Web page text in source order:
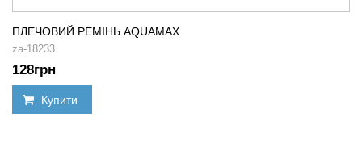
ПЛЕЧОВИЙ РЕМІНЬ AQUAMAX
za-18233
128грн
Купити